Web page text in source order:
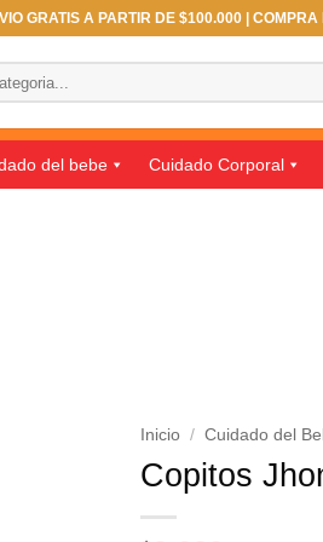
GRATIS A PARTIR DE $100.000 |
del bebe Cuidado Corporal
Inicio / Cuidado del
Copitos